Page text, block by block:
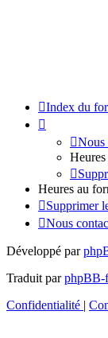
Index du
Nous
Heures au
Supprimer
Nous
Développé par
Traduit parphpBB-
Confidentialité